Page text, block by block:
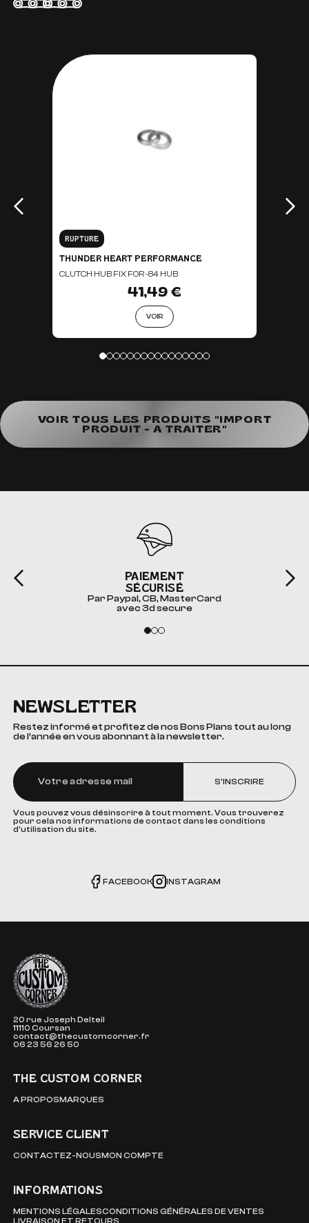
RUPTURE
THUNDER HEART PERFORMANCE
CLUTCH HUB FIX FOR -84 HUB
41,49 €
VOIR
VOIR TOUS LES PRODUITS "IMPORT
PRODUIT - A TRAITER"
PAIEMENT
SÉCURISÉ
Par Paypal, CB, MasterCard
avec 3d secure
NEWSLETTER
Restez informé et profitez de nos Bons Plans tout au long
de l’année en vous abonnant à la newsletter.
S'INSCRIRE
Vous pouvez vous désinscrire à tout moment. Vous trouverez
pour cela nos informations de contact dans les conditions
d'utilisation du site.
FACEBOOK INSTAGRAM
The Custom Corner
20 rue Joseph Delteil
11110 Coursan
contact@thecustomcorner.fr
06 23 56 26 50
THE CUSTOM CORNER
A PROPOSMARQUES
SERVICE CLIENT
CONTACTEZ-NOUSMON COMPTE
INFORMATIONS
MENTIONS LÉGALESCONDITIONS GÉNÉRALES DE VENTES
LIVRAISON ET RETOURS